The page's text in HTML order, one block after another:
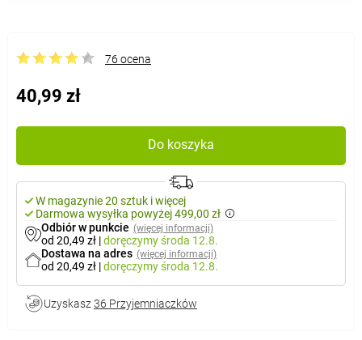
76 ocena
40,99 zł
Do koszyka
W magazynie 20 sztuk i więcej
Darmowa wysyłka powyżej 499,00 zł
Odbiór w punkcie (więcej informacji)
od 20,49 zł |doręczymyśroda 12.8.
Dostawa na adres (więcej informacji)
od 20,49 zł |doręczymyśroda 12.8.
Uzyskasz 36 Przyjemniaczków